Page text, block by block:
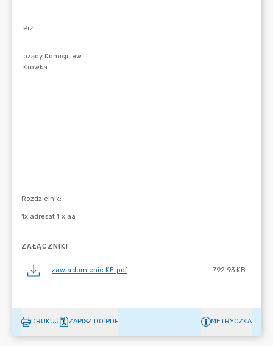
ZAŁĄCZNIKI
zawiadomienie KE.pdf 792.93 KB
DRUKUJ ZAPISZ DO PDF METRYCZKA